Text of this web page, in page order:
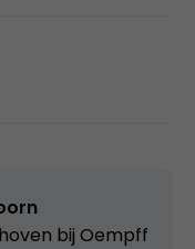
bij Oempff